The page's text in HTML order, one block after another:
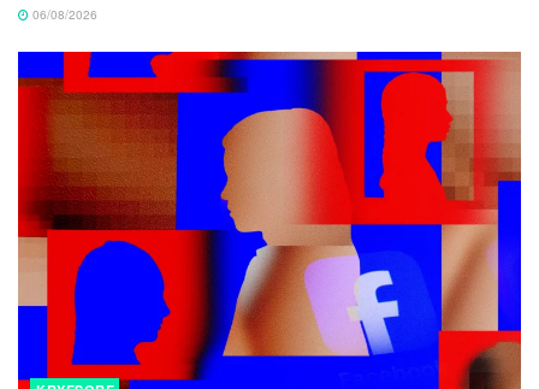
06/08/2026